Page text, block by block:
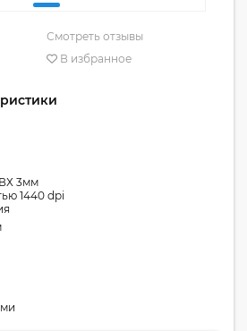
Смотреть отзывы
В избранное
3мм
1440 dpi